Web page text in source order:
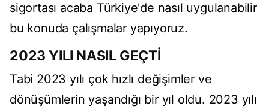
sigortası acaba Türkiye'de nasıl uygulanabilir
bu konuda çalışmalar yapıyoruz.
2023 YILI NASIL GEÇTİ
Tabi 2023 yılı çok hızlı değişimler ve
dönüşümlerin yaşandığı bir yıl oldu. 2023 yılı